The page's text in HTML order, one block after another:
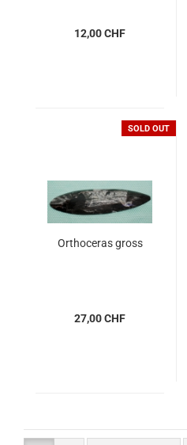
12,00 CHF
SOLD OUT
Orthoceras gross
27,00 CHF